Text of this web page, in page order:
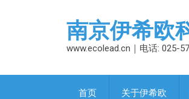
南京伊希欧
www.ecolead.cn｜电话: 025-
首页 关于伊希欧